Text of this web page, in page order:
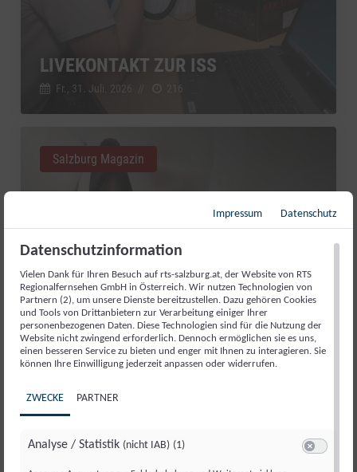
LIVEKONTAKT ZUR ISS
Fr., 31. Juli. 2026
GUT AIDERBICHL: LIEBLINGSTIER
JULI 2026
Fr., 31. Juli. 2026
Salzburg Magazin
Impressum Datenschutz
Datenschutzinformation
Vielen Dank für Ihren Besuch auf rts-salzburg.at, der Website von RTS
Regionalfernsehen GmbH in Österreich. Wir nutzen Technologien von
Partnern (2), um unsere Dienste bereitzustellen. Dazu gehören Cookies
und Tools von Drittanbietern zur Verarbeitung einiger Ihrer
personenbezogenen Daten. Diese Technologien sind für die Nutzung der
Website nicht zwingend erforderlich. Dennoch ermöglichen sie es uns,
einen besseren Service zu bieten und enger mit Ihnen zu interagieren. Sie
können Ihre Einwilligung jederzeit anpassen oder widerrufen.
ZWECKE PARTNER
Analyse / Statistik (nicht IAB) (1)